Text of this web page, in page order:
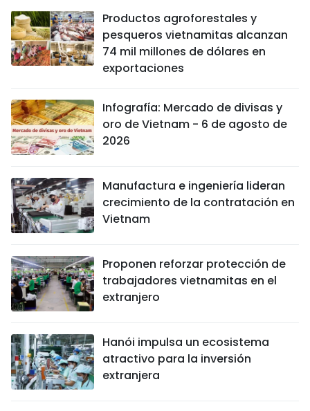
Productos agroforestales y
pesqueros vietnamitas alcanzan
74 mil millones de dólares en
exportaciones
Infografía: Mercado de divisas y
oro de Vietnam - 6 de agosto de
2026
Manufactura e ingeniería lideran
crecimiento de la contratación en
Vietnam
Proponen reforzar protección de
trabajadores vietnamitas en el
extranjero
Hanói impulsa un ecosistema
atractivo para la inversión
extranjera